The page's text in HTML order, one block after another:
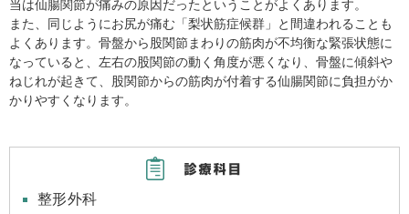
当は仙腸関節が痛みの原因だったということがよくあります。
また、同じようにお尻が痛む「梨状筋症候群」と間違われることも
よくあります。骨盤から股関節まわりの筋肉が不均衡な緊張状態に
なっていると、左右の股関節の動く角度が悪くなり、骨盤に傾斜や
ねじれが起きて、股関節からの筋肉が付着する仙腸関節に負担がか
かりやすくなります。
整形外科